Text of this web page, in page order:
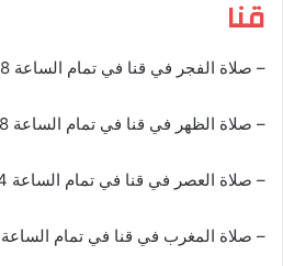
قنا
– صلاة الفجر في قنا في تمام الساعة 4:18 صباحًا
– صلاة الظهر في قنا في تمام الساعة 12:48 ظهرًا
– صلاة العصر في قنا في تمام الساعة 4:14 عصرًا
– صلاة المغرب في قنا في تمام الساعة 7:39 مساءً